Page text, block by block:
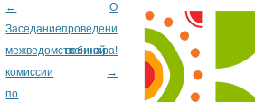
Post navigation
←
Заседание
межведомственной
комиссии
по
О
проведении
вебинара!
→